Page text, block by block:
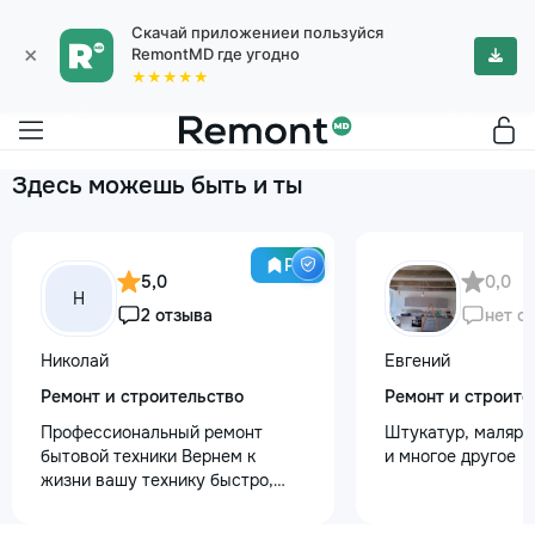
×
Скачай приложениеи пользуйся
RemontMD где угодно
★★★★★
Здесь можешь быть и ты
Pro
Н
5,0
2 отзыва
Николай
Ремонт и строительство
Профессиональный ремонт
бытовой техники Вернем к
жизни вашу технику быстро,
0,0
нет
Евгений
Ремонт и
Штукатур, маляр ,
и многое другое